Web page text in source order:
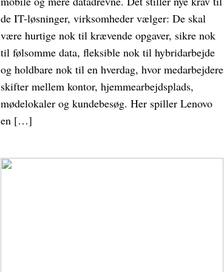
de IT-løsninger, virksomheder vælger: De skal
være hurtige nok til krævende opgaver, sikre nok
til følsomme data, fleksible nok til hybridarbejde
og holdbare nok til en hverdag, hvor medarbejdere
skifter mellem kontor, hjemmearbejdsplads,
mødelokaler og kundebesøg. Her spiller Lenovo
en […]